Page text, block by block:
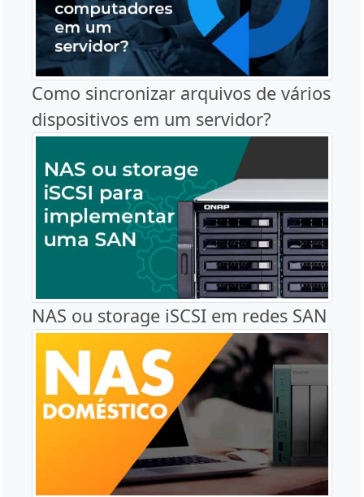
Como sincronizar arquivos de vários
dispositivos em um servidor?
NAS ou storage iSCSI em redes SAN